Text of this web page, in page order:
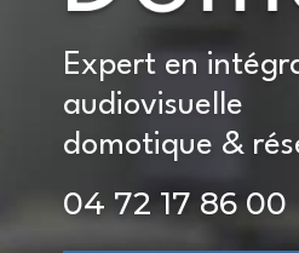
Expert en
audiovisuelle
domotique &
04 72 17 86 00